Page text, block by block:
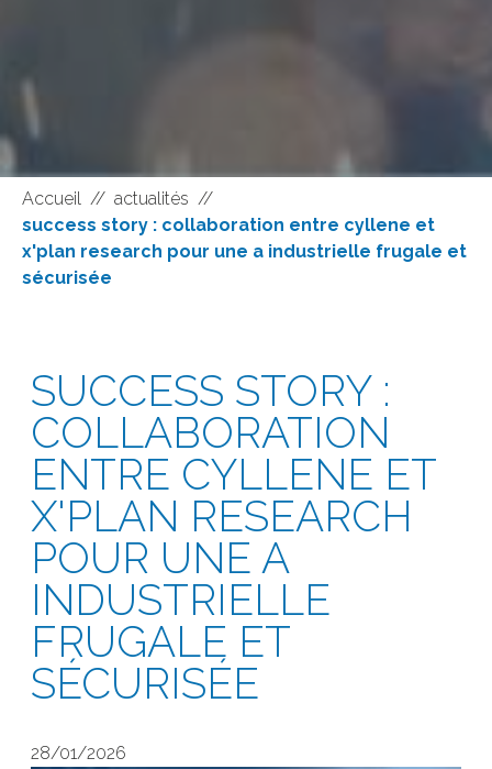
Accueil // actualités //
success story : collaboration entre cyllene et
x'plan research pour une a industrielle frugale et
sécurisée
SUCCESS STORY :
COLLABORATION
ENTRE CYLLENE ET
X'PLAN RESEARCH
POUR UNE A
INDUSTRIELLE
FRUGALE ET
SÉCURISÉE
28/01/2026